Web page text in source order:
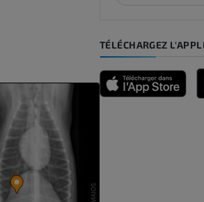
TÉLÉCHARGEZ L'APPLI